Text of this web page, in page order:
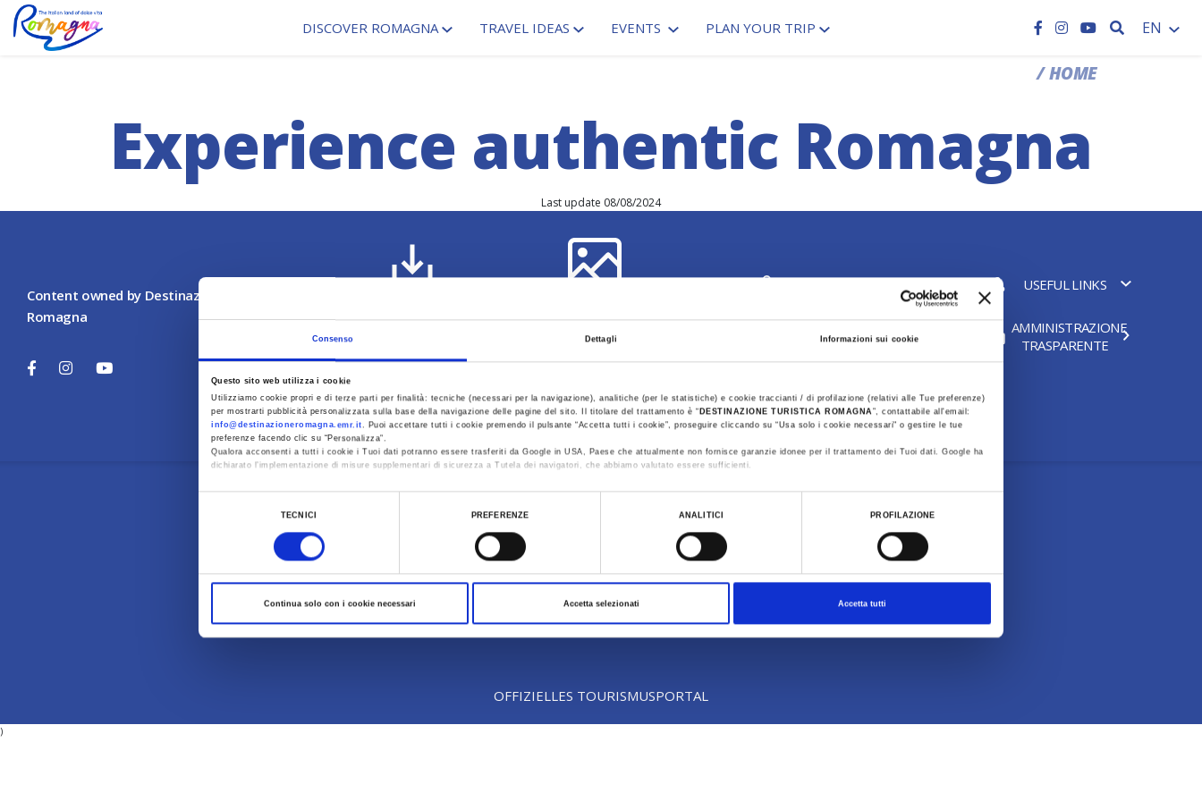
Consenso Dettagli Informazioni sui cookie
Questo sito web utilizza i cookie
Utilizziamo cookie propri e di terze parti per finalità: tecniche (necessari per la navigazione), analitiche (per le statistiche) e cookie traccianti / di profilazione (relativi alle Tue preferenze)
per mostrarti pubblicità personalizzata sulla base della navigazione delle pagine del sito. Il titolare del trattamento è “ DESTINAZIONE TURISTICA ROMAGNA ”, contattabile all'email:
info@destinazioneromagna.emr.it. Puoi accettare tutti i cookie premendo il pulsante “Accetta tutti i cookie”, proseguire cliccando su “Usa solo i cookie necessari" o gestire le tue
preferenze facendo clic su “Personalizza”.
Qualora acconsenti a tutti i cookie i Tuoi dati potranno essere trasferiti da Google in USA, Paese che attualmente non fornisce garanzie idonee per il trattamento dei Tuoi dati. Google ha
dichiarato l’implementazione di misure supplementari di sicurezza a Tutela dei navigatori, che abbiamo valutato essere sufficienti.
Al fine di revocare il consenso prestato e visualizzare le informazioni complete sul trattamento dati clicca qui:Cookie Policy
TECNICI PREFERENZE ANALITICI PROFILAZIONE
Continua solo con i cookie necessari Accetta selezionati Accetta tutti
DISCOVER ROMAGNA TRAVEL IDEAS EVENTS PLAN YOUR TRIP SEARCH
EN
HOME
Experience authentic Romagna
Last update 08/08/2024
Content owned by Destinazione Turistica
Romagna
About us Contacts
USEFUL LINKS
AMMINISTRAZIONE
TRASPARENTE
OFFIZIELLES TOURISMUSPORTAL
)